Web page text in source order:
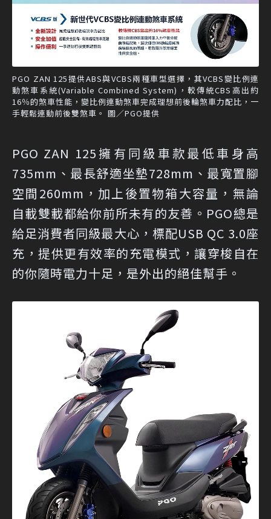
PGO ZAN 125提供ABS與VCBS兩種車型選擇，其VCBS變比例連
動煞車系統(Variable Combined System)，較傳統CBS高出約
16％的煞車性能，變比例連動煞車完成理想前後輪煞車力配比，一
手輕鬆連動前後雙煞車。 圖／PGO提供
PGO ZAN 125擁有同級車款最低車身高
735mm、最長舒適坐墊728mm、最寬置腳
空間260mm，加上後置物箱大容量，無論
自載雙載都給你前所未有的友善。PGO總是
給足消費者同級最大心，標配USB QC 3.0座
充，提供更有效率的充電模式，讓穿梭自在
的你隨時電力十足，是外出的絕佳幫手。